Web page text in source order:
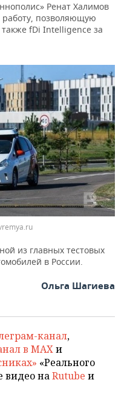
Ренат Халимов
работу, позволяющую
fDi Intelligence за
из главных тестовых
в России.
Ольга Шагиева
канал,
в MAXи
«Реального
видео наRutube и